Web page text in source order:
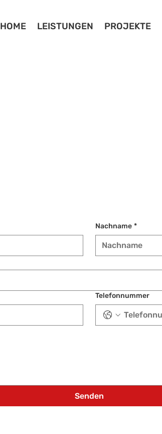
HOME LEISTUNGEN PROJEKTE
Nachname *
Telefonnummer
Senden